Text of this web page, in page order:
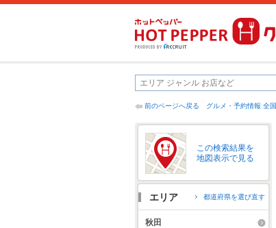
前のページへ戻る グルメ・予約情報 全国
この検索結果を
地図表示で見る
エリア 都道府県を選び直す
秋田